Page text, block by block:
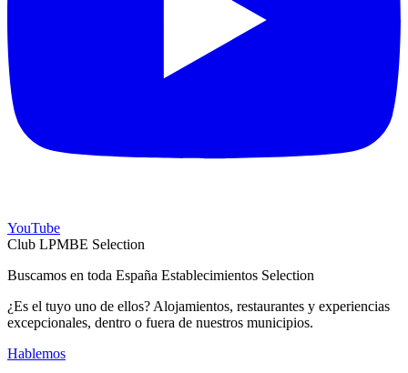
YouTube
Club LPMBE Selection
Buscamos en toda España Establecimientos Selection
¿Es el tuyo uno de ellos? Alojamientos, restaurantes y experiencias
excepcionales, dentro o fuera de nuestros municipios.
Hablemos